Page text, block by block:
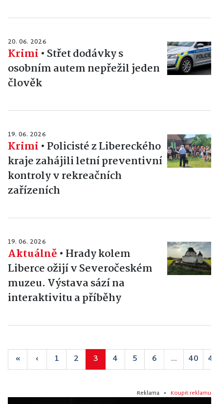
20. 06. 2026
Krimi • Střet dodávky s
osobním autem nepřežil jeden
člověk
19. 06. 2026
Krimi • Policisté z Libereckého
kraje zahájili letní preventivní
kontroly v rekreačních
zařízeních
19. 06. 2026
Aktuálně • Hrady kolem
Liberce ožijí v Severočeském
muzeu. Výstava sází na
interaktivitu a příběhy
« ‹ 1 2 3 4 5 6 ... 40 41
Reklama • Koupit reklamu